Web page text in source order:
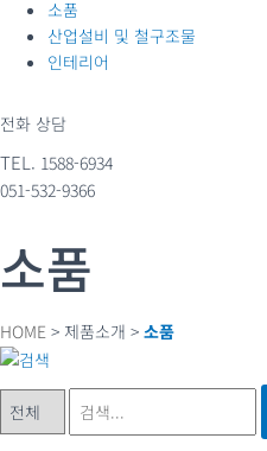
소품
산업설비 및 철구조물
인테리어
전화 상담
TEL. 1588-6934
051-532-9366
소품
HOME > 제품소개 > 소품